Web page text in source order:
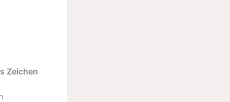
Zeichen